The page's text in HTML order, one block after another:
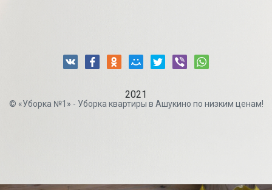
2021
© «Уборка №1» - Уборка квартиры в Ашукино по низким ценам!